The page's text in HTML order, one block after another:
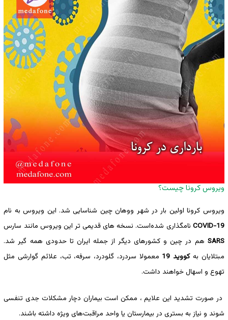
ویروس کرونا چیست؟
ویروس کرونا اولین بار در شهر ووهان چین شناسایی شد. این ویروس به نام
COVID-19 نامگذاری ‌شده‌است. نسخه های قدیمی تر این ویروس مانند سارس
SARS هم در چین و کشورهای دیگر از جمله ایران تا حدودی همه گیر شد.
مبتلایان بهکووید 19
معمولا سردرد، گلودرد، سرفه، تب، علائم گوارشی مثل
تهوع و اسهال خواهند داشت.
در صورت تشدید این علایم ، ممکن است بیماران دچار مشکلات جدی تنفسی
شوند و نیاز به بستری در بیمارستان یا واحد مراقبت‌های ویژه داشته باشند.